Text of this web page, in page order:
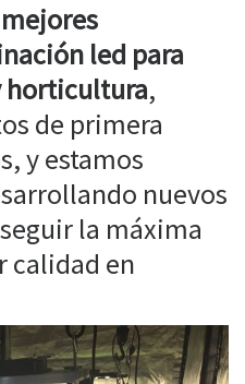
led para
horticultura,
de primera
y estamos
nuevos
la máxima
calidad en